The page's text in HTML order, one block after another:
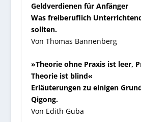
Geldverdienen für Anfänger
Was freiberuflich
sollten.
Von Thomas Bannenberg
»Theorie ohne Praxis ist leer,
Theorie ist blind«
Erläuterungen zu einigen
Qigong.
Von Edith Guba